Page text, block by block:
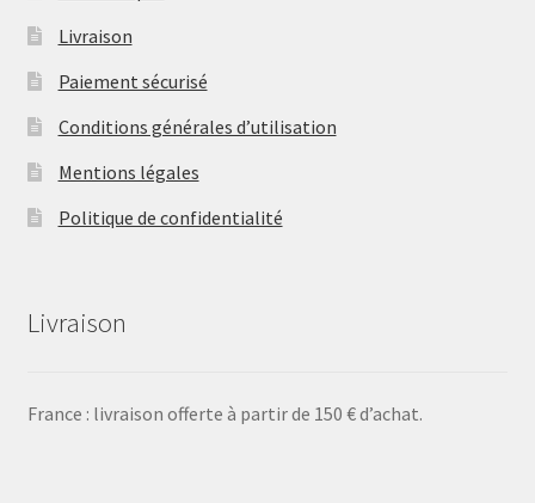
Livraison
Paiement sécurisé
Conditions générales d’utilisation
Mentions légales
Politique de confidentialité
Livraison
France : livraison offerte à partir de 150 € d’achat.